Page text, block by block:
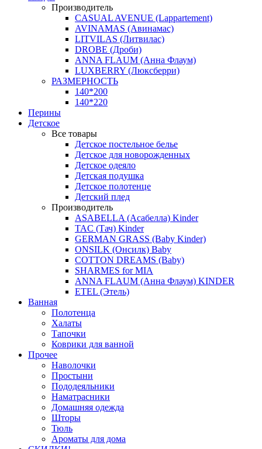
Производитель
CASUAL AVENUE (Lappartement)
AVINAMAS (Авинамас)
LITVILAS (Литвилас)
DROBE (Дроби)
ANNA FLAUM (Анна Флаум)
LUXBERRY (Люксберри)
РАЗМЕРНОСТЬ
140*200
140*220
Перины
Детское
Все товары
Детское постельное белье
Детское для новорожденных
Детское одеяло
Детская подушка
Детское полотенце
Детский плед
Производитель
ASABELLA (Асабелла) Kinder
TAC (Тач) Kinder
GERMAN GRASS (Baby Kinder)
ONSILK (Онсилк) Baby
COTTON DREAMS (Baby)
SHARMES for MIA
ANNA FLAUM (Анна Флаум) KINDER
ETEL (Этель)
Ванная
Полотенца
Халаты
Тапочки
Коврики для ванной
Прочее
Наволочки
Простыни
Пододеяльники
Наматрасники
Домашняя одежда
Шторы
Тюль
Ароматы для дома